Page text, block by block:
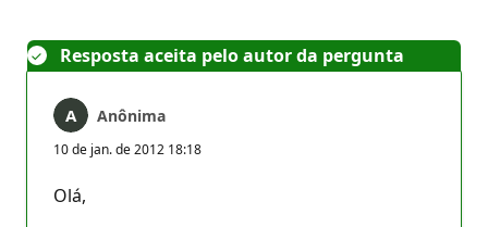
Resposta aceita pelo autor da pergunta
Anônima
10 de jan. de 2012 18:18
Olá,